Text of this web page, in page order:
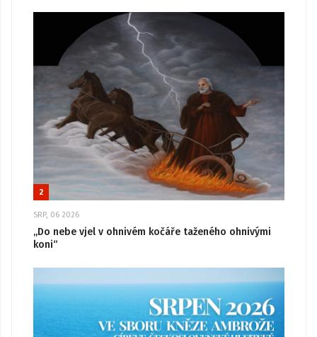
2
SRP, 06 2026
„Do nebe vjel v ohnivém kočáře taženého ohnivými
koni“